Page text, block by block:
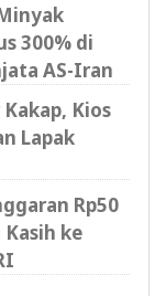
300% di
AS-Iran
Kios
Lapak
Rp50
ke